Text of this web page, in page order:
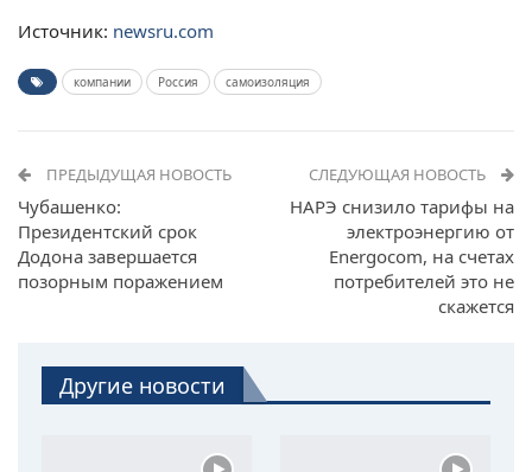
Источник: newsru.com
компании Россия самоизоляция
ПРЕДЫДУЩАЯ НОВОСТЬ
Чубашенко:
Президентский срок
Додона завершается
позорным поражением
СЛЕДУЮЩАЯ НОВОСТЬ
НАРЭ снизило тарифы на
электроэнергию от
Energocom, на счетах
потребителей это не
скажется
Другие новости